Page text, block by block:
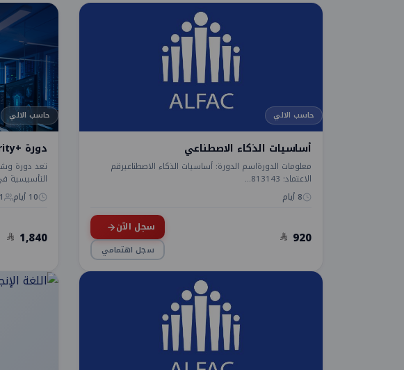
حاسب الالي
أساسيات الذكاء الاصطناعي
معلومات الدورةاسم الدورة: أساسيات الذكاء الاصطناعيرقم
الاعتماد: 813143...
8 أيام
920
سجل الآن
سجل اهتمامي
حاسب الالي
دورة +CompTIA Security
التأسيسية
10 أيام
1
1,840